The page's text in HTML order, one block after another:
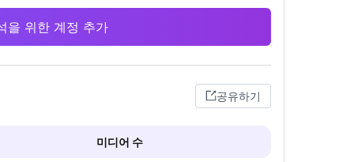
을 위한 계정 추가
공유하기
미디어 수